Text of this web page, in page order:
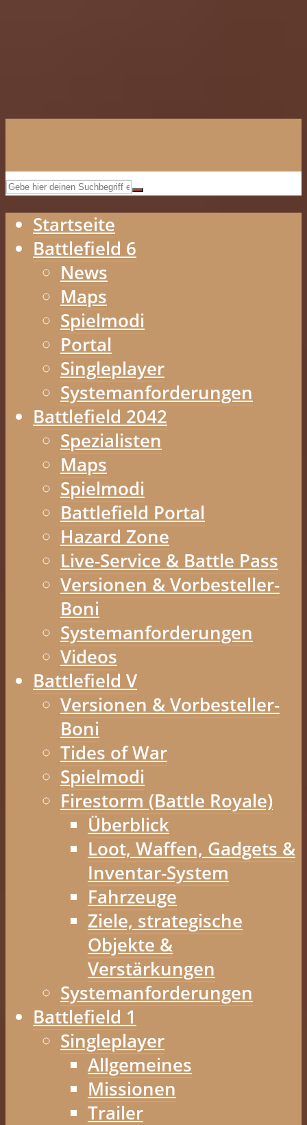
Startseite
Battlefield 6
News
Maps
Spielmodi
Portal
Singleplayer
Systemanforderungen
Battlefield 2042
Spezialisten
Maps
Spielmodi
Battlefield Portal
Hazard Zone
Live-Service & Battle Pass
Versionen & Vorbesteller-
Boni
Systemanforderungen
Videos
Battlefield V
Versionen & Vorbesteller-
Boni
Tides of War
Spielmodi
Firestorm (Battle Royale)
Überblick
Loot, Waffen, Gadgets &
Inventar-System
Fahrzeuge
Ziele, strategische
Objekte &
Verstärkungen
Systemanforderungen
Battlefield 1
Singleplayer
Allgemeines
Missionen
Trailer